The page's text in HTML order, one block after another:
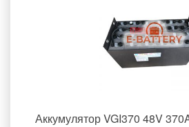
Аккумулятор VGI370 48V